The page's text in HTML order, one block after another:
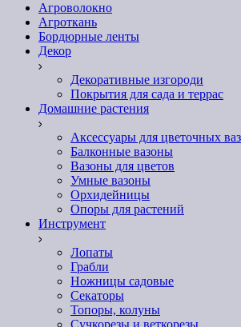
Агроволокно
Агроткань
Бордюрные ленты
Декор
Декоративные изгороди
Покрытия для сада и террас
Домашние растения
Аксессуары для цветочных
Балконные вазоны
Вазоны для цветов
Умные вазоны
Орхидейницы
Опоры для растений
Инструмент
Лопаты
Грабли
Ножницы садовые
Секаторы
Топоры, колуны
Сучкорезы и веткорезы